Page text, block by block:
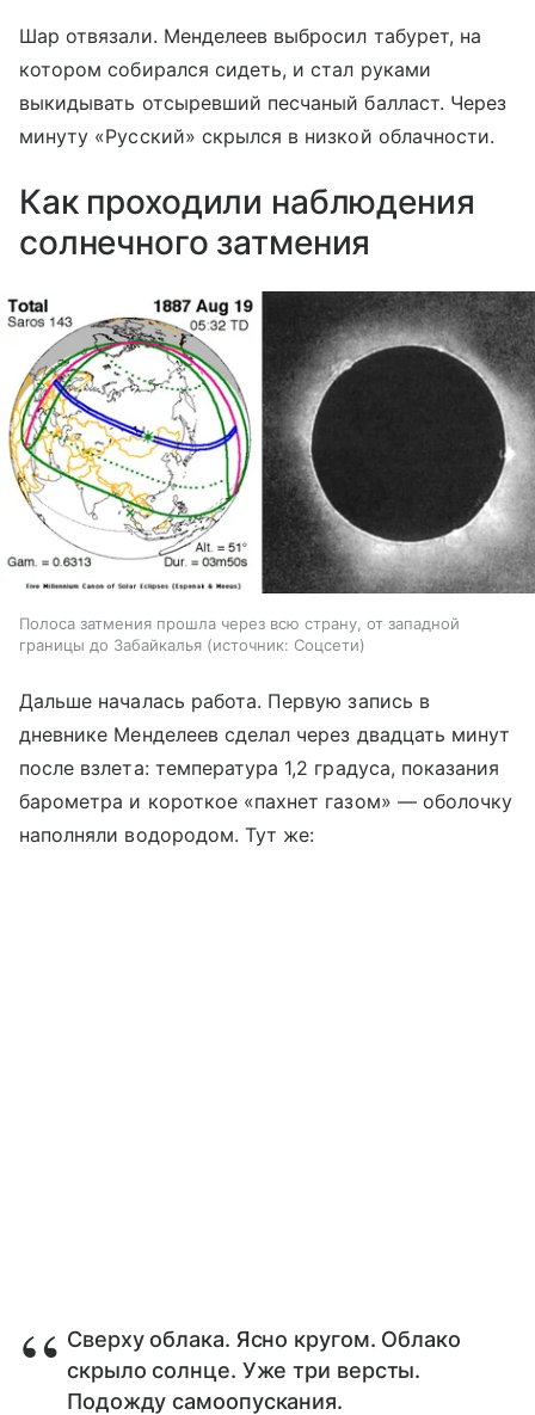
Шар отвязали. Менделеев выбросил табурет, на
котором собирался сидеть, и стал руками
выкидывать отсыревший песчаный балласт. Через
минуту «Русский» скрылся в низкой облачности.
Как проходили наблюдения
солнечного затмения
Полоса затмения прошла через всю страну, от западной
границы до Забайкалья
источник: Соцсети
Дальше началась работа. Первую запись в
дневнике Менделеев сделал через двадцать минут
после взлета: температура 1,2 градуса, показания
барометра и короткое «пахнет газом» — оболочку
наполняли водородом. Тут же:
Сверху облака. Ясно кругом. Облако
скрыло солнце. Уже три версты.
Подожду самоопускания.